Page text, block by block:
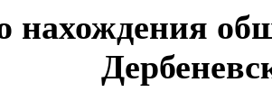
нахождения